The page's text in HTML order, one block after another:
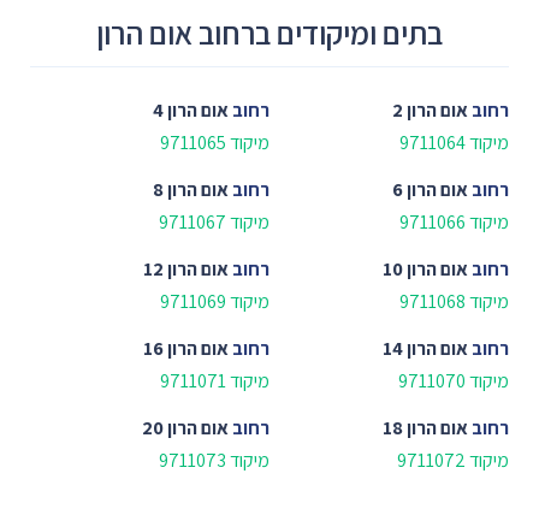
בתים ומיקודים ברחוב אום הרון
רחובאום הרון 2
מיקוד 9711064
רחובאום הרון 4
מיקוד 9711065
רחובאום הרון 6
מיקוד 9711066
רחובאום הרון 8
מיקוד 9711067
רחובאום הרון 10
מיקוד 9711068
רחובאום הרון 12
מיקוד 9711069
רחובאום הרון 14
מיקוד 9711070
רחובאום הרון 16
מיקוד 9711071
רחובאום הרון 18
מיקוד 9711072
רחובאום הרון 20
מיקוד 9711073